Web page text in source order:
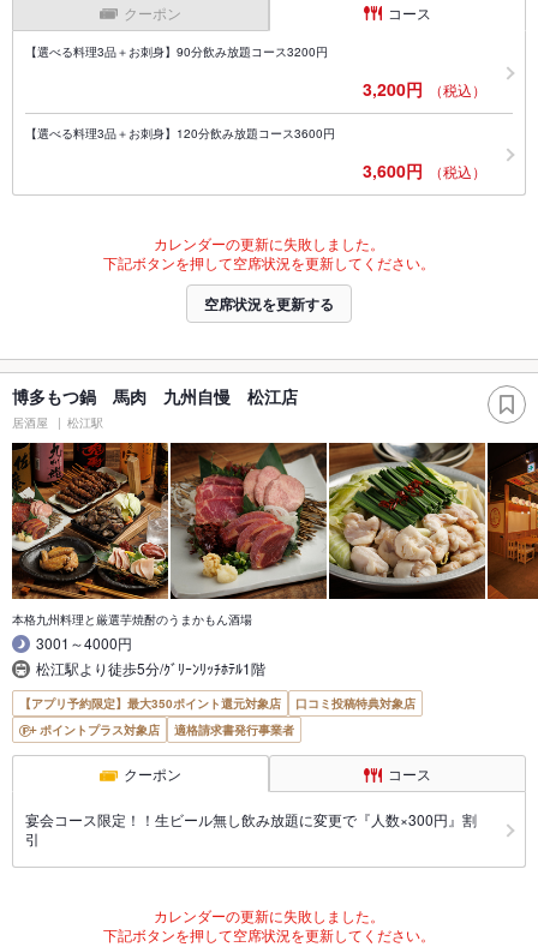
クーポン コース
【選べる料理3品＋お刺身】90分飲み放題コース3200円
3,200円 （税込）
【選べる料理3品＋お刺身】120分飲み放題コース3600円
3,600円 （税込）
カレンダーの更新に失敗しました。
下記ボタンを押して空席状況を更新してください。
空席状況を更新する
博多もつ鍋 馬肉 九州自慢 松江店
居酒屋 松江駅
本格九州料理と厳選芋焼酎のうまかもん酒場
3001～4000円
松江駅より徒歩5分/ｸﾞﾘｰﾝﾘｯﾁﾎﾃﾙ1階
【アプリ予約限定】最大350ポイント還元対象店
口コミ投稿特典対象店
ポイントプラス対象店
適格請求書発行事業者
クーポン コース
宴会コース限定！！生ビール無し飲み放題に変更で『人数×300円』割
引
カレンダーの更新に失敗しました。
下記ボタンを押して空席状況を更新してください。